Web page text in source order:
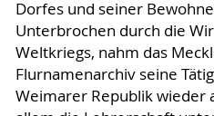
Dorfes und seiner
Unterbrochen durch die
Weltkriegs, nahm das
Flurnamenarchiv seine
Weimarer Republik wieder